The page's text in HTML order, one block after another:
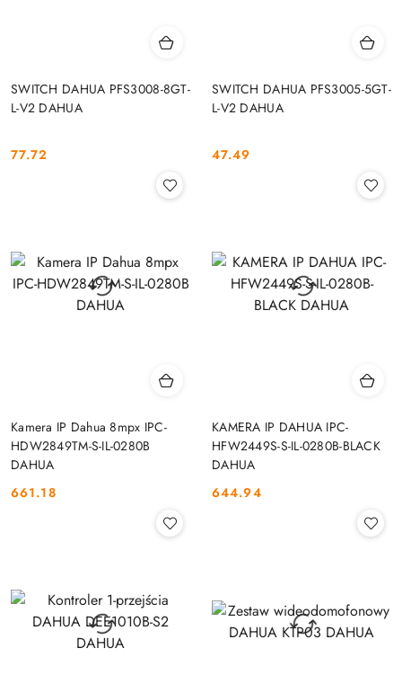
SWITCH DAHUA PFS3008-8GT-
L-V2 DAHUA
Cena:
77.72
SWITCH DAHUA PFS3005-5GT-
L-V2 DAHUA
Cena:
47.49
Kamera IP Dahua 8mpx IPC-
HDW2849TM-S-IL-0280B
DAHUA
Cena:
661.18
KAMERA IP DAHUA IPC-
HFW2449S-S-IL-0280B-BLACK
DAHUA
Cena:
644.94